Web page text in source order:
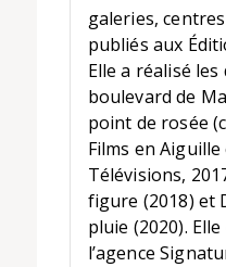
galeries,
publiés aux
Elle a réalisé
boulevard de
point de rosée
Films en Aiguille
Télévisions,
figure (2018) et
pluie (2020).
l’agence